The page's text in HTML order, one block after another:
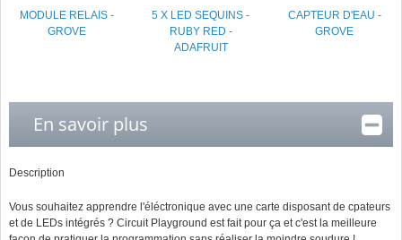
MODULE RELAIS -
GROVE
5 X LED SEQUINS -
RUBY RED -
ADAFRUIT
CAPTEUR D'EAU -
GROVE
En savoir plus
Description
Vous souhaitez apprendre l'éléctronique avec une carte disposant de cpateurs
et de LEDs intégrés ? Circuit Playground est fait pour ça et c'est la meilleure